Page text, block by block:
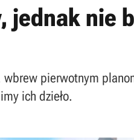
jednak nie
pierwotnym
ich dzieło.